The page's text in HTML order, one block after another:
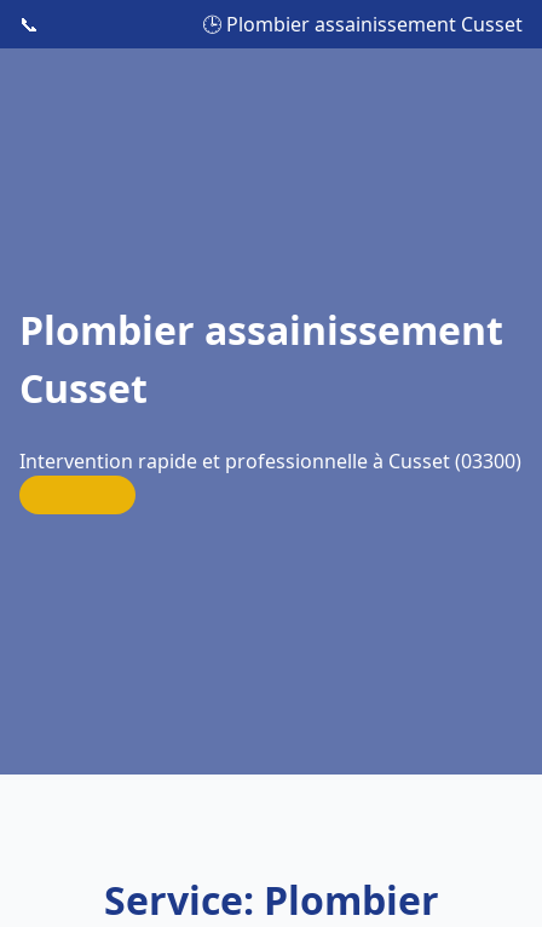
📞 🕒 Plombier assainissement Cusset
Plombier assainissement
Cusset
Intervention rapide et professionnelle à Cusset (03300)
Service: Plombier